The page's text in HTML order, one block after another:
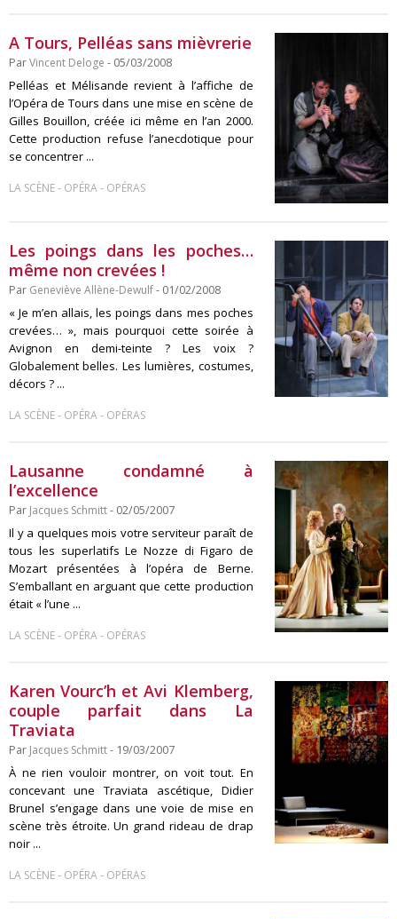
A Tours, Pelléas sans mièvrerie
ParVincent Deloge - 05/03/2008
Pelléas et Mélisande revient à l’affiche de
l’Opéra de Tours dans une mise en scène de
Gilles Bouillon, créée ici même en l’an 2000.
Cette production refuse l’anecdotique pour
se concentrer ...
LA SCÈNE- OPÉRA- OPÉRAS
Les poings dans les poches…
même non crevées !
Par Geneviève Allène-Dewulf- 01/02/2008
« Je m’en allais, les poings dans mes poches
crevées… », mais pourquoi cette soirée à
Avignon en demi-teinte ? Les voix ?
Globalement belles. Les lumières, costumes,
décors ? ...
LA SCÈNE- OPÉRA- OPÉRAS
Lausanne condamné à
l’excellence
Par Jacques Schmitt- 02/05/2007
Il y a quelques mois votre serviteur paraît de
tous les superlatifs Le Nozze di Figaro de
Mozart présentées à l’opéra de Berne.
S’emballant en arguant que cette production
était « l’une ...
LA SCÈNE- OPÉRA- OPÉRAS
Karen Vourc’h et Avi Klemberg,
couple parfait dans La
Traviata
Par Jacques Schmitt- 19/03/2007
À ne rien vouloir montrer, on voit tout. En
concevant une Traviata ascétique, Didier
Brunel s’engage dans une voie de mise en
scène très étroite. Un grand rideau de drap
noir ...
LA SCÈNE- OPÉRA- OPÉRAS